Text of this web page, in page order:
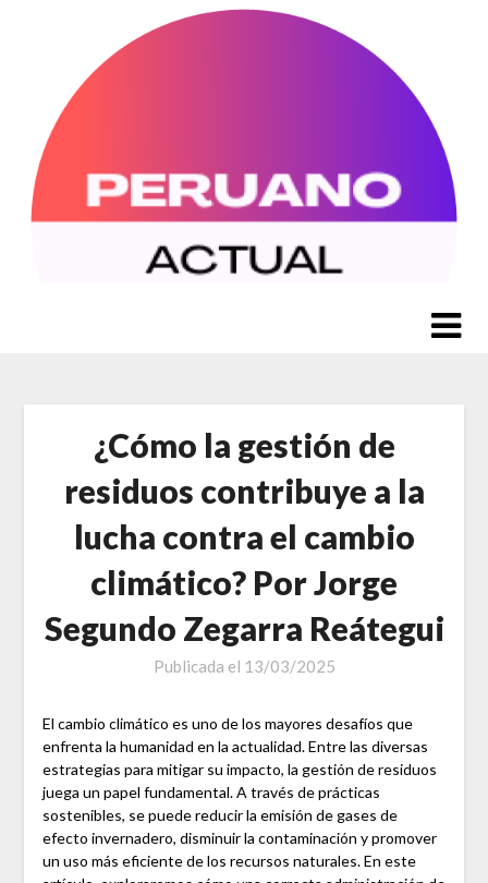
¿Cómo la gestión de
residuos contribuye a la
lucha contra el cambio
climático? Por Jorge
Segundo Zegarra Reátegui
Publicada el 13/03/2025
El cambio climático es uno de los mayores desafíos que
enfrenta la humanidad en la actualidad. Entre las diversas
estrategias para mitigar su impacto, la gestión de residuos
juega un papel fundamental. A través de prácticas
sostenibles, se puede reducir la emisión de gases de
efecto invernadero, disminuir la contaminación y promover
un uso más eficiente de los recursos naturales. En este